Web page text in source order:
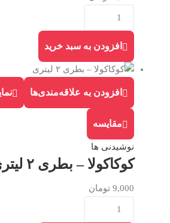
افزودن به سبد خرید
افزودن به علاقه‌مندی‌ها
مقایسه
نوشیدنی ها
کوکاکولا – بطری ۲ لیتری
9,000 تومان